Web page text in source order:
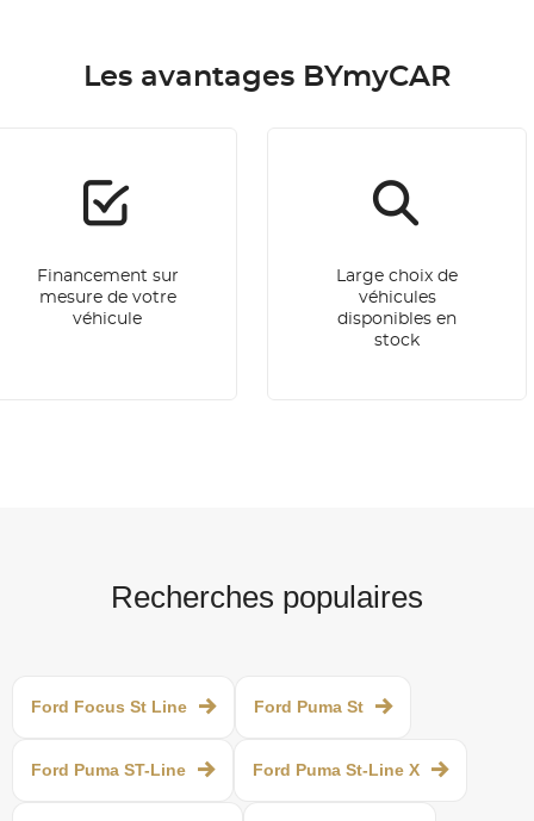
Les avantages BYmyCAR
Financement sur
mesure de votre
véhicule
Large choix de
véhicules
disponibles en
stock
Recherches populaires
Ford Focus St Line Ford Puma St
Ford Puma ST-Line Ford Puma St-Line X